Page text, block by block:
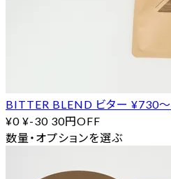
BITTER BLEND ビター ¥730〜
¥0 ¥-30 30円OFF
数量・オプションを選ぶ